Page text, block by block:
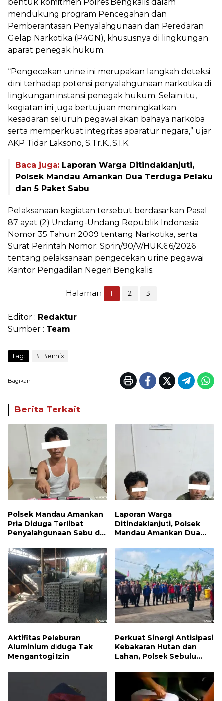
bentuk komitmen Polres Bengkalis dalam
mendukung program Pencegahan dan
Pemberantasan Penyalahgunaan dan Peredaran
Gelap Narkotika (P4GN), khususnya di lingkungan
aparat penegak hukum.
“Pengecekan urine ini merupakan langkah deteksi
dini terhadap potensi penyalahgunaan narkotika di
lingkungan instansi penegak hukum. Selain itu,
kegiatan ini juga bertujuan meningkatkan
kesadaran seluruh pegawai akan bahaya narkoba
serta memperkuat integritas aparatur negara,” ujar
AKP Tidar Laksono, S.Tr.K., S.I.K.
Baca juga: Laporan Warga Ditindaklanjuti,
Polsek Mandau Amankan Dua Terduga Pelaku
dan 5 Paket Sabu
Pelaksanaan kegiatan tersebut berdasarkan Pasal
87 ayat (2) Undang-Undang Republik Indonesia
Nomor 35 Tahun 2009 tentang Narkotika, serta
Surat Perintah Nomor: Sprin/90/V/HUK.6.6/2026
tentang pelaksanaan pengecekan urine pegawai
Kantor Pengadilan Negeri Bengkalis.
Halaman 1 2 3
Editor : Redaktur
Sumber : Team
Tag: Bennix
Bagikan
Berita Terkait
Polsek Mandau Amankan
Pria Diduga Terlibat
Penyalahgunaan Sabu di
Laporan Warga
Ditindaklanjuti, Polsek
Mandau Amankan Dua
Paket Sabu
Aktifitas Peleburan
Aluminium diduga Tak
Mengantogi Izin
Perkuat Sinergi Antisipasi
Kebakaran Hutan dan
Lahan, Polsek Sebulu
Kesiapsiagaan Karhutla